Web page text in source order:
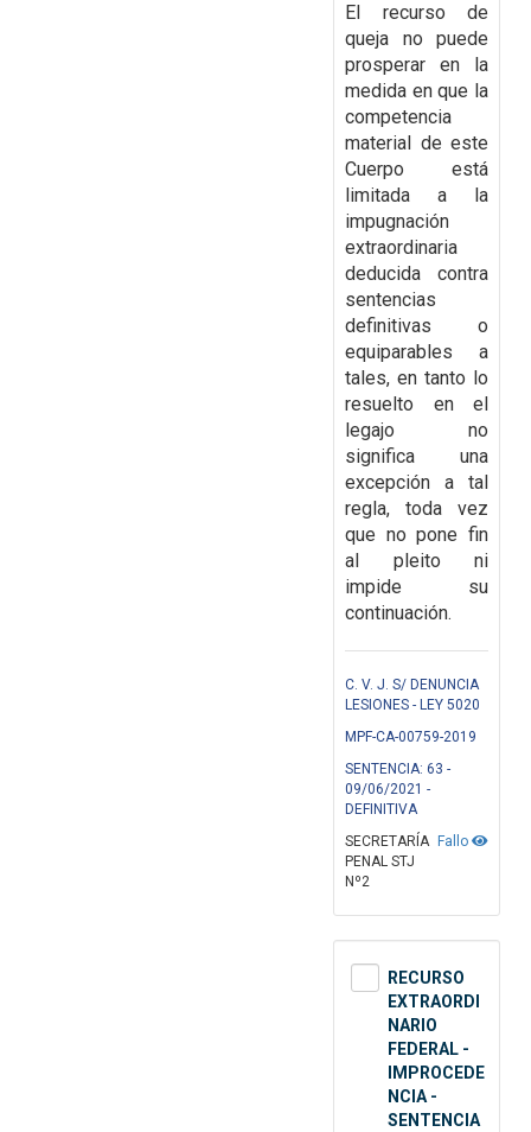
El recurso de
queja no puede
prosperar en la
medida en que la
competencia
material de este
Cuerpo está
limitada a la
impugnación
extraordinaria
deducida contra
sentencias
definitivas o
equiparables a
tales, en tanto lo
resuelto en el
legajo no
significa una
excepción a tal
regla, toda vez
que no pone fin
al pleito ni
impide su
continuación.
C. V. J. S/ DENUNCIA
LESIONES - LEY 5020
MPF-CA-00759-2019
SENTENCIA: 63 -
09/06/2021 -
DEFINITIVA
Fallo
SECRETARÍA
PENAL STJ
Nº2
RECURSO
EXTRAORDI
NARIO
FEDERAL -
IMPROCEDE
NCIA -
SENTENCIA